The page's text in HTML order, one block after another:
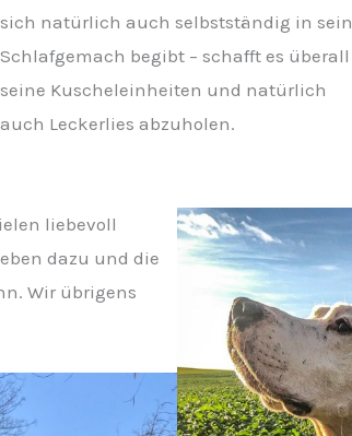
sich natürlich auch selbstständig in sein
Schlafgemach begibt – schafft es überall
seine Kuscheleinheiten und natürlich
auch Leckerlies abzuholen.
liebevoll
dazu und die
Wir übrigens